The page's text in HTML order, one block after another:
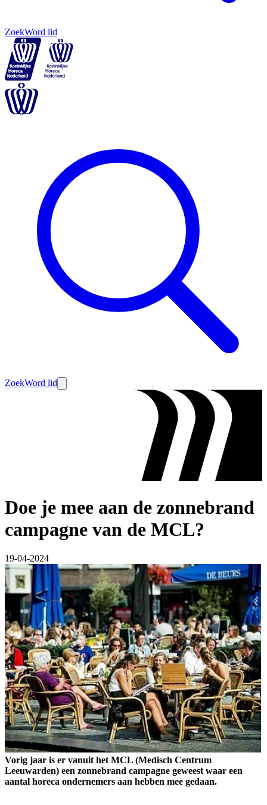
ZoekWord lid
ZoekWord lid
Doe je mee aan de zonnebrand
campagne van de MCL?
19-04-2024
Vorig jaar is er vanuit het MCL (Medisch Centrum
Leeuwarden) een zonnebrand campagne geweest waar een
aantal horeca ondernemers aan hebben mee gedaan.